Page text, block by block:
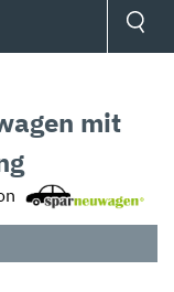
mit